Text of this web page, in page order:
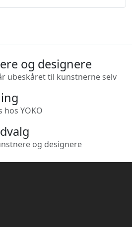
og designere
ubeskåret til kunstnerne selv
hos YOKO
og designere